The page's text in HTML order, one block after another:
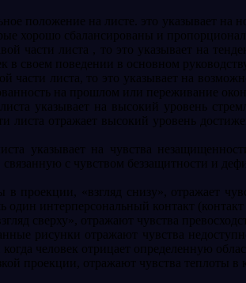
положение на листе. это указывает
хорошо сбалансированы и
части листа , то это указывает на
в своем поведении в основном
части листа, то это указывает на
на прошлом или переживание
указывает на высокий уровень
листа отражает высокий уровень
указывает на чувства
с чувством беззащитности и
проекции, «взгляд снизу», отражает
один интерперсональный контакт
сверху», отражают чувства
рисунки отражают чувства
человек отрицает определенную
проекции, отражают чувства теплоты в